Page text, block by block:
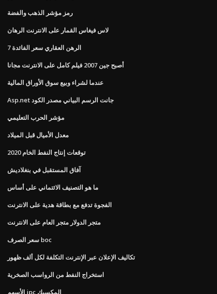
رمز مؤشر الذهب والفضة
لاس فيغاس القمار على الانترنت الرهان
7 الرهن العقاري سعر الفائدة
أصبح جين 2007 فيلم كامل على الانترنت مجانا
عندما لشراء وبيع سوق الأوراق المالية
Asp.net جانت الرسم البياني مصدر الكود
مؤشر الحرب التعليمي
معدل الأميال قبل الميلاد
توقعات إنتاج النفط الخام 2020
آفاق المستقبل في بنغلاديش
ما هو التصنيف الائتماني على أساس
الفجوة تدفع مع بطاقة هدية على الانترنت
متجر الدولار متجر العام على الانترنت
سعر الصرف boc
تكاليف الإعلان عبر الإنترنت التكلفة لكل ألف ظهور
استخراج النفط من الرواسب الصخرية
الأسهم ipc المكسيك